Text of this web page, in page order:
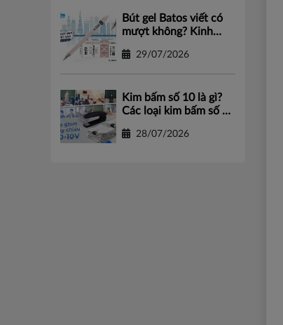
Bút gel Batos viết có
mượt không? Kinh
chất lượng
29/07/2026
Kim bấm số 10 là gì?
Các loại kim bấm số 10
28/07/2026